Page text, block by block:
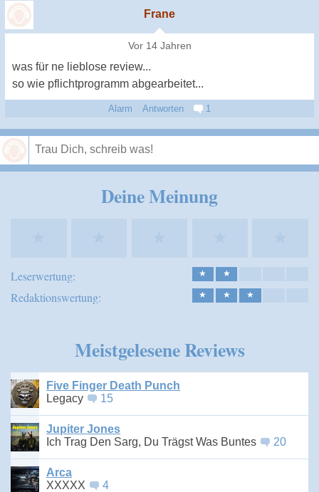
Frane
Vor 14 Jahren
was für ne lieblose review...
so wie pflichtprogramm abgearbeitet...
Alarm Antworten 1
Deine Meinung
Leserwertung: ★ ★
Redaktionswertung: ★ ★ ★
Meistgelesene Reviews
Five Finger Death Punch
Legacy
15
Jupiter Jones
Ich Trag Den Sarg, Du Trägst Was Buntes
20
Arca
XXXXX
4